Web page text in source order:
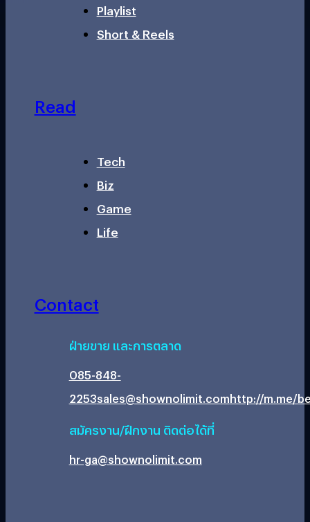
Playlist
Short & Reels
Read
Tech
Biz
Game
Life
Contact
ฝ่ายขาย และการตลาด
085-848-
2253sales@shownolimit.comhttp://m.me/
สมัครงาน/ฝึกงาน ติดต่อได้ที่
hr-ga@shownolimit.com